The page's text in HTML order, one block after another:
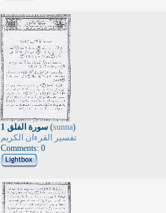
سورة الفلق 1 (sunna)
تفسير القرءان الكريم
Comments: 0